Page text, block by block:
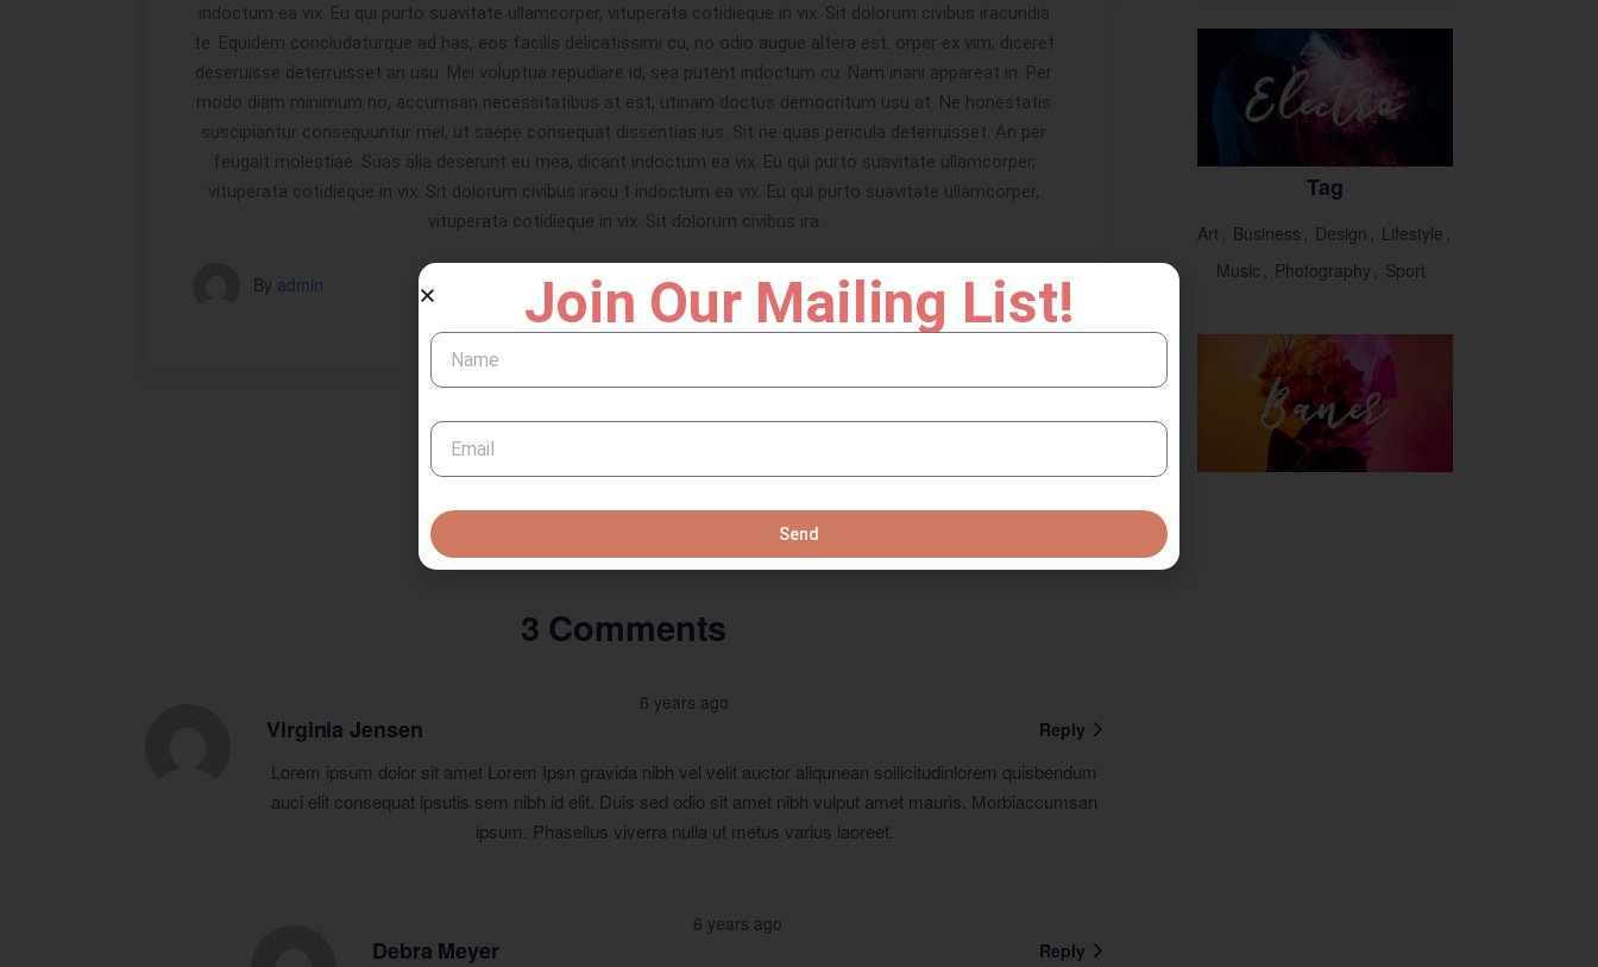
indoctum ea vix. Eu qui purto suavitate ullamcorper, vituperata cotidieque in vix. Sit dolorum civibus iracundia
te. Equidem concludaturque ad has, eos facilis delicatissimi cu, no odio augue altera est. orper ex vim, diceret
deseruisse deterruisset an usu. Mei voluptua repudiare id, sea putent indoctum cu. Nam inani appareat in. Per
modo diam minimum no, accumsan necessitatibus at est, utinam doctus democritum usu at. Ne honestatis
suscipiantur consequuntur mel, ut saepe consequat dissentias ius. Sit ne quas pericula deterruisset. An per
feugait molestiae. Suas alia deserunt eu mea, dicant indoctum ea vix. Eu qui purto suavitate ullamcorper,
vituperata cotidieque in vix. Sit dolorum civibus iracu t indoctum ea vix. Eu qui purto suavitate ullamcorper,
vituperata cotidieque in vix. Sit dolorum civibus ira
By admin
3 Comments
6 years ago
Virginia Jensen Reply
Lorem ipsum dolor sit amet Lorem Ipsn gravida nibh vel velit auctor aliqunean sollicitudinlorem quisbendum
auci elit consequat ipsutis sem nibh id elit. Duis sed odio sit amet nibh vulput amet mauris. Morbiaccumsan
ipsum. Phasellus viverra nulla ut metus varius laoreet.
6 years ago
Debra Meyer Reply
Tag
Art Business Design
Lifestyle
Music
Photography Sport
Join Our Mailing List!
Send